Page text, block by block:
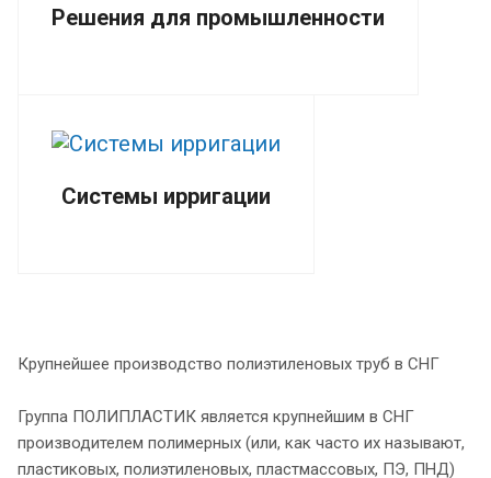
Решения для промышленности
Системы ирригации
Крупнейшее производство полиэтиленовых труб в СНГ
Группа ПОЛИПЛАСТИК является крупнейшим в СНГ
производителем полимерных (или, как часто их называют,
пластиковых, полиэтиленовых, пластмассовых, ПЭ, ПНД)